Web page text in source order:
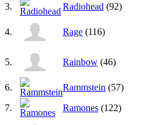
3.
Radiohead (92)
4. Rage (116)
5. Rainbow (46)
6. Rammstein (57)
7.
Ramones (122)